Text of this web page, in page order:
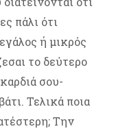
πάλι ότι
ή μικρός
το δεύτερο
σου-
Τελικά ποια
Την